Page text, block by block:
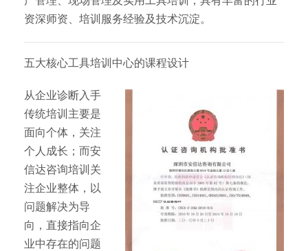
资深师资、培训服务经验及技术沉淀。
五大核心工具培训中心的课程设计
从企业诊断入手
传统培训主要是
面向个体，关注
个人成长；而安
信达咨询培训关
注企业整体，以
问题解决为导
向，直接指向企
业中存在的问题